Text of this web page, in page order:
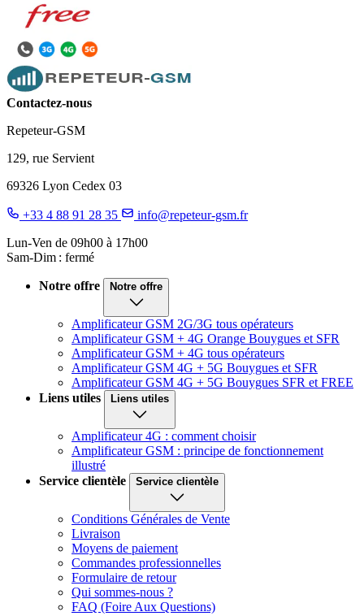
Contactez-nous
Repeteur-GSM
129, rue Servient
69326 Lyon Cedex 03
+33 4 88 91 28 35
info@repeteur-gsm.fr
Lun-Ven de 09h00 à 17h00
Sam-Dim : fermé
Notre offre Notre offre
Amplificateur GSM 2G/3G tous opérateurs
Amplificateur GSM + 4G Orange Bouygues et SFR
Amplificateur GSM + 4G tous opérateurs
Amplificateur GSM 4G + 5G Bouygues et SFR
Amplificateur GSM 4G + 5G Bouygues SFR et FREE
Liens utiles
Liens utiles
Amplificateur 4G : comment choisir
Amplificateur GSM : principe de fonctionnement
illustré
Service clientèle
Service clientèle
Conditions Générales de Vente
Livraison
Moyens de paiement
Commandes professionnelles
Formulaire de retour
Qui sommes-nous ?
FAQ (Foire Aux Questions)